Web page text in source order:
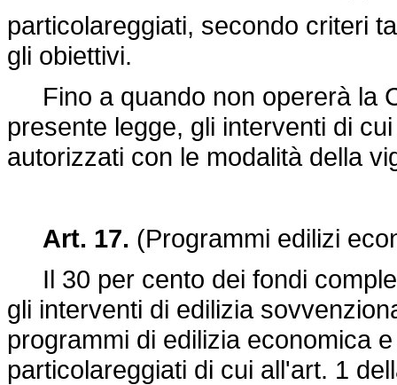
particolareggiati, secondo criteri
gli obiettivi.
Fino a quando non opererà la
presente legge, gli interventi di
autorizzati con le modalità della
Art. 17. (Programmi edilizi
Il 30 per cento dei fondi
gli interventi di edilizia
programmi di edilizia economica
particolareggiati di cui all'art. 1